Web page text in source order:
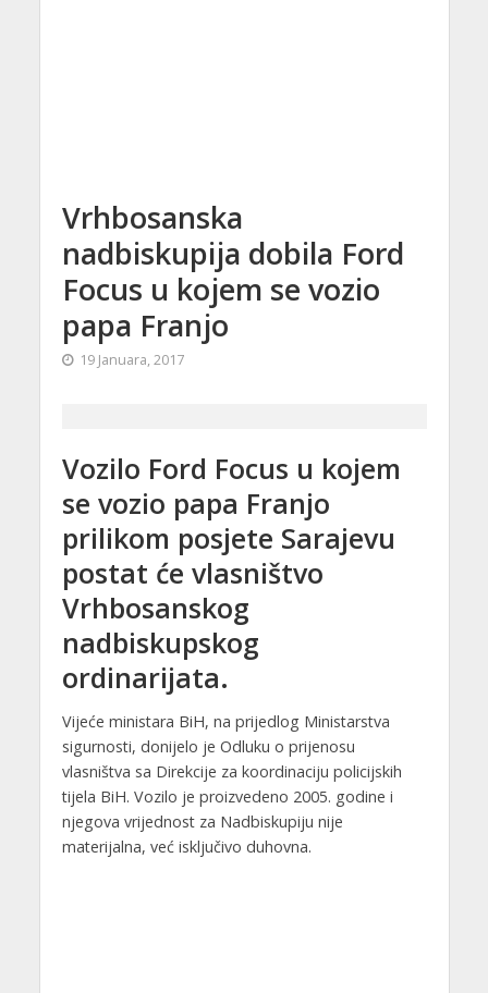
Vrhbosanska
nadbiskupija dobila Ford
Focus u kojem se vozio
papa Franjo
19 Januara, 2017
Vozilo Ford Focus u kojem
se vozio papa Franjo
prilikom posjete Sarajevu
postat će vlasništvo
Vrhbosanskog
nadbiskupskog
ordinarijata.
Vijeće ministara BiH, na prijedlog Ministarstva
sigurnosti, donijelo je Odluku o prijenosu
vlasništva sa Direkcije za koordinaciju policijskih
tijela BiH. Vozilo je proizvedeno 2005. godine i
njegova vrijednost za Nadbiskupiju nije
materijalna, već isključivo duhovna.